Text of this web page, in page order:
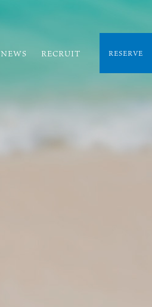
NEWS RECRUIT RESERVE